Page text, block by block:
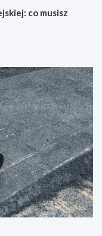
co musisz